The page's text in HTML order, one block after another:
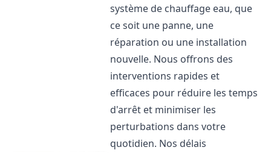
système de chauffage eau, que
ce soit une panne, une
réparation ou une installation
nouvelle. Nous offrons des
interventions rapides et
efficaces pour réduire les temps
d'arrêt et minimiser les
perturbations dans votre
quotidien. Nos délais